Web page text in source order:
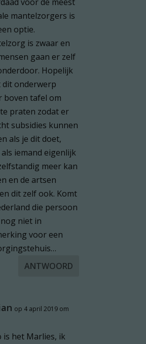
mantelzorgers is
optie.
is zwaar en
gaan er zelf
Hopelijk
dit onderwerp
boven tafel om
praten zodat er
subsidies kunnen
als je dit doet,
iemand eigenlijk
meer kan
en de artsen
dit zelf ook. Komt
die persoon
niet in
voor een
ANTWOORD
op 4 april 2019 om
is het Marlies, ik